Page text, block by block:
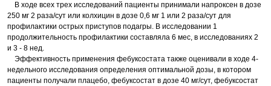
В ходе всех трех исследований пациенты принимали напроксен в дозе
250 мг 2 раза/сут или колхицин в дозе 0,6 мг 1 или 2 раза/сут для
профилактики острых приступов подагры. В исследовании 1
продолжительность профилактики составляла 6 мес, в исследованиях 2
и 3 - 8 нед.
Эффективность применения фебуксостата также оценивали в ходе 4-
недельного исследования определения оптимальной дозы, в котором
пациенты получали плацебо, фебуксостат в дозе 40 мг/сут, фебуксостат